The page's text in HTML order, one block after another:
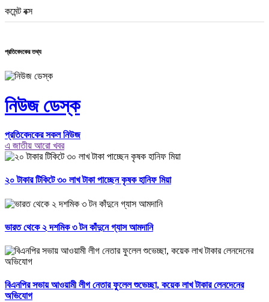
কমেন্ট বক্স
প্রতিবেদকের তথ্য
নিউজ ডেস্ক
প্রতিবেদকের সকল নিউজ
এ জাতীয় আরো খবর
২০ টাকার টিকিটে ৩০ লাখ টাকা পাচ্ছেন কৃষক হানিফ মিয়া
ভারত থেকে ২ দশমিক ৩ টন কাঁদুনে গ্যাস আমদানি
বিএনপির সভায় আওয়ামী লীগ নেতার ফুলেল শুভেচ্ছা, কয়েক লাখ টাকার লেনদেনের
অভিযোগ